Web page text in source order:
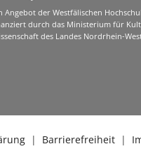
Angebot der Westfälischen
durch das Ministerium für
des Landes Nordrhein-
| Barrierefreiheit |